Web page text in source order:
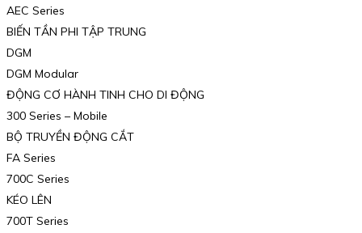
AEC Series
BIẾN TẦN PHI TẬP TRUNG
DGM
DGM Modular
ĐỘNG CƠ HÀNH TINH CHO DI ĐỘNG
300 Series – Mobile
BỘ TRUYỀN ĐỘNG CẮT
FA Series
700C Series
KÉO LÊN
700T Series